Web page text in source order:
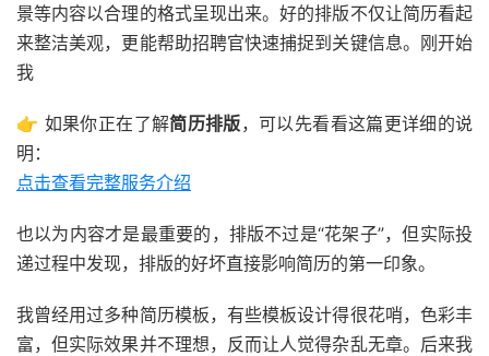
景等内容以合理的格式呈现出来。好的排版不仅让简历看起
来整洁美观，更能帮助招聘官快速捕捉到关键信息。刚开始
我
👉 如果你正在了解简历排版，可以先看看这篇更详细的说
明：
点击查看完整服务介绍
也以为内容才是最重要的，排版不过是“花架子”，但实际投
递过程中发现，排版的好坏直接影响简历的第一印象。
我曾经用过多种简历模板，有些模板设计得很花哨，色彩丰
富，但实际效果并不理想，反而让人觉得杂乱无章。后来我